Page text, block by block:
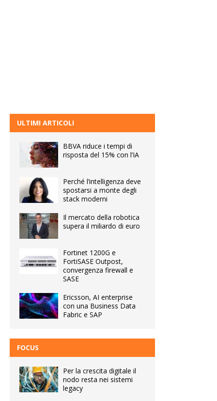
ULTIMI ARTICOLI
BBVA riduce i tempi di
risposta del 15% con l’IA
Perché l’intelligenza deve
spostarsi a monte degli
stack moderni
Il mercato della robotica
supera il miliardo di euro
Fortinet 1200G e
FortiSASE Outpost,
convergenza firewall e
SASE
Ericsson, AI enterprise
con una Business Data
Fabric e SAP
FOCUS
Per la crescita digitale il
nodo resta nei sistemi
legacy